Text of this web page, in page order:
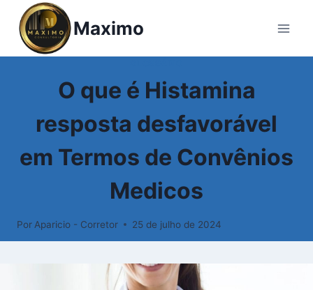
Pular
para
Maximo
O que é Histamina
resposta desfavorável
em Termos de Convênios
Medicos
Por Aparicio - Corretor 25 de julho de 2024